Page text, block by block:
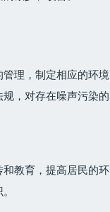
理，制定相应的环境
，对存在噪声污染的
教育，提高居民的环